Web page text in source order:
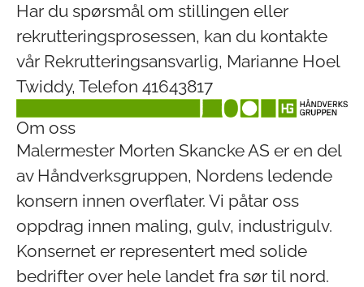
Har du spørsmål om stillingen eller
rekrutteringsprosessen, kan du kontakte
vår Rekrutteringsansvarlig, Marianne Hoel
Twiddy, Telefon 41643817
Om oss
Malermester Morten Skancke AS er en del
av Håndverksgruppen, Nordens ledende
konsern innen overflater. Vi påtar oss
oppdrag innen maling, gulv, industrigulv.
Konsernet er representert med solide
bedrifter over hele landet fra sør til nord.